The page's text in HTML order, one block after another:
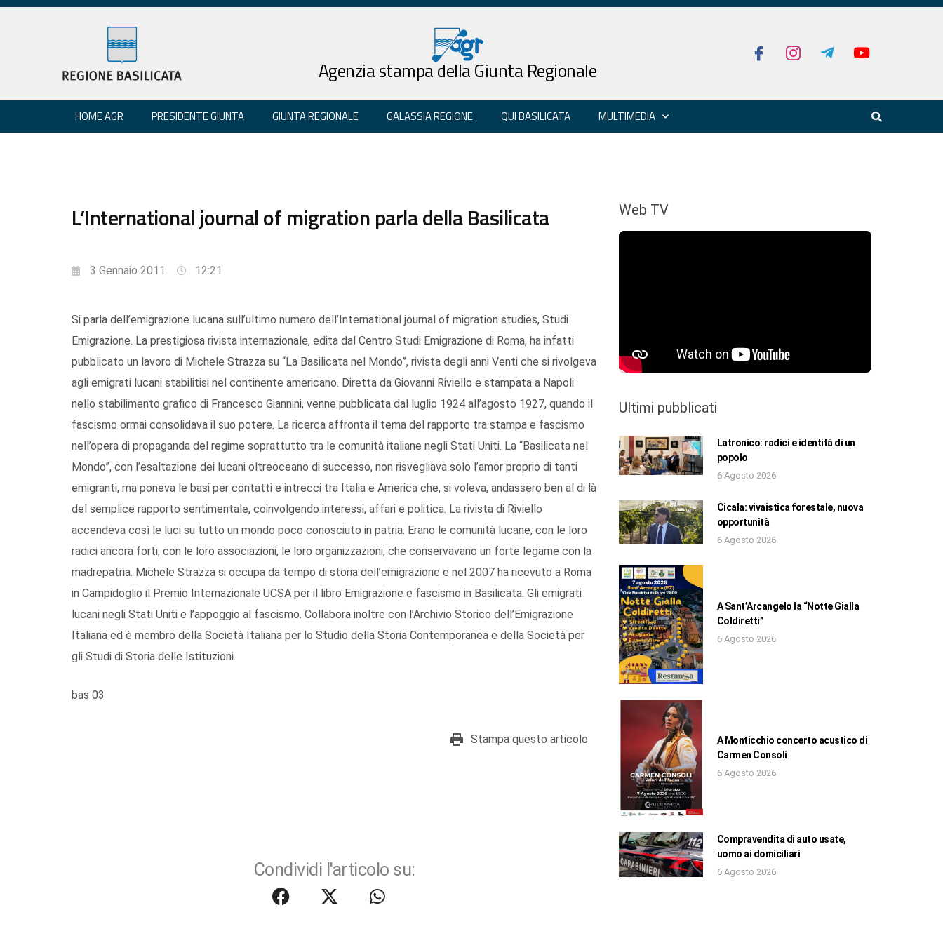
Agenzia stampa della Giunta Regionale
HOME AGR PRESIDENTE GIUNTA GIUNTA REGIONALE GALASSIA REGIONE QUI BASILICATA MULTIMEDIA
L’International journal of migration parla della Basilicata
3 Gennaio 2011 12:21
Si parla dell’emigrazione lucana sull’ultimo numero dell’International journal of migration studies, Studi
Emigrazione. La prestigiosa rivista internazionale, edita dal Centro Studi Emigrazione di Roma, ha infatti
pubblicato un lavoro di Michele Strazza su “La Basilicata nel Mondo”, rivista degli anni Venti che si rivolgeva
agli emigrati lucani stabilitisi nel continente americano. Diretta da Giovanni Riviello e stampata a Napoli
nello stabilimento grafico di Francesco Giannini, venne pubblicata dal luglio 1924 all’agosto 1927, quando il
fascismo ormai consolidava il suo potere. La ricerca affronta il tema del rapporto tra stampa e fascismo
nell’opera di propaganda del regime soprattutto tra le comunità italiane negli Stati Uniti. La “Basilicata nel
Mondo”, con l’esaltazione dei lucani oltreoceano di successo, non risvegliava solo l’amor proprio di tanti
emigranti, ma poneva le basi per contatti e intrecci tra Italia e America che, si voleva, andassero ben al di là
del semplice rapporto sentimentale, coinvolgendo interessi, affari e politica. La rivista di Riviello
accendeva così le luci su tutto un mondo poco conosciuto in patria. Erano le comunità lucane, con le loro
radici ancora forti, con le loro associazioni, le loro organizzazioni, che conservavano un forte legame con la
madrepatria. Michele Strazza si occupa da tempo di storia dell’emigrazione e nel 2007 ha ricevuto a Roma
in Campidoglio il Premio Internazionale UCSA per il libro Emigrazione e fascismo in Basilicata. Gli emigrati
lucani negli Stati Uniti e l’appoggio al fascismo. Collabora inoltre con l’Archivio Storico dell’Emigrazione
Italiana ed è membro della Società Italiana per lo Studio della Storia Contemporanea e della Società per
gli Studi di Storia delle Istituzioni.
bas 03
Stampa questo articolo
Condividi l'articolo su:
Web TV
Ultimi pubblicati
Latronico: radici e identità di un
popolo
6 Agosto 2026
Cicala: vivaistica forestale, nuova
opportunità
6 Agosto 2026
A Sant’Arcangelo la “Notte Gialla
Coldiretti”
6 Agosto 2026
A Monticchio concerto acustico di
Carmen Consoli
6 Agosto 2026
Compravendita di auto usate,
uomo ai domiciliari
6 Agosto 2026